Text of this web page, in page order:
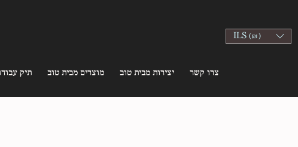
ILS (₪)
תיק מוצרים מבית טוב יצירות מבית טוב צרו קשר